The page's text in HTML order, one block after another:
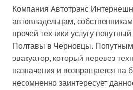
Компания Автотранс
автовладельцам,
прочей техники услугу попутный
Полтавы в Черновцы. Попутным
эвакуатор, который перевез
назначения и возвращается на
несомненно заинтересует